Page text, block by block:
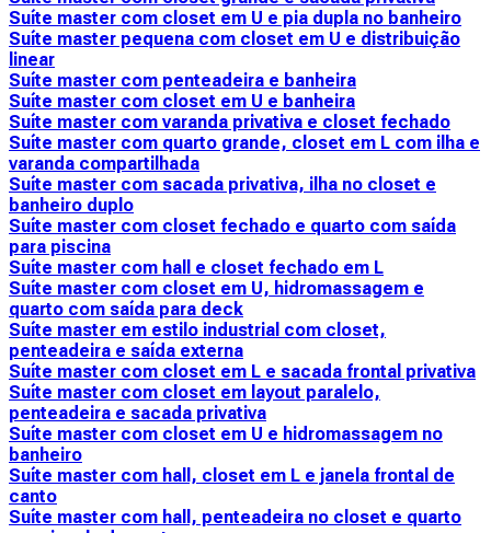
Suíte master com closet em U e pia dupla no banheiro
Suíte master pequena com closet em U e distribuição
linear
Suíte master com penteadeira e banheira
Suíte master com closet em U e banheira
Suíte master com varanda privativa e closet fechado
Suíte master com quarto grande, closet em L com ilha e
varanda compartilhada
Suíte master com sacada privativa, ilha no closet e
banheiro duplo
Suíte master com closet fechado e quarto com saída
para piscina
Suíte master com hall e closet fechado em L
Suíte master com closet em U, hidromassagem e
quarto com saída para deck
Suíte master em estilo industrial com closet,
penteadeira e saída externa
Suíte master com closet em L e sacada frontal privativa
Suíte master com closet em layout paralelo,
penteadeira e sacada privativa
Suíte master com closet em U e hidromassagem no
banheiro
Suíte master com hall, closet em L e janela frontal de
canto
Suíte master com hall, penteadeira no closet e quarto